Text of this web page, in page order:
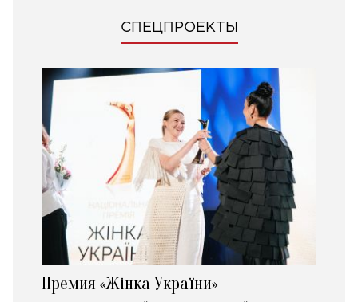
СПЕЦПРОЕКТЫ
Премия «Жінка України»